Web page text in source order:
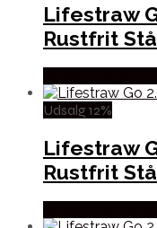
Lifestraw
Rustfrit
Udsalg 12%
Lifestraw
Rustfrit